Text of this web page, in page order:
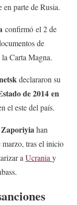
en parte de Rusia.
confirmó el 2 de
de
Carta Magna.
declararon su
de 2014 en
el este del país.
Zaporiyiahan
marzo, tras el inicio
a Ucrania y